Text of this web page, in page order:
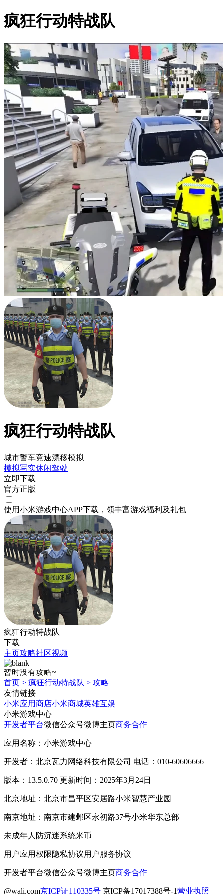
疯狂行动特战队
疯狂行动特战队
城市警车竞速漂移模拟
模拟写实休闲驾驶
立即下载
官方正版
使用小米游戏中心APP下载 ，领丰富游戏福利 及礼包
疯狂行动特战队
下载
主页攻略社区视频
暂时没有攻略~
首页 > 疯狂行动特战队 > 攻略
友情链接
小米应用商店小米商城英雄互娱
小米游戏中心
开发者平台微信公众号微博主页商务合作
应用名称：小米游戏中心
开发者：北京瓦力网络科技有限公司 电话：010-60606666
版本：13.5.0.70 更新时间：2025年3月24日
北京地址：北京市昌平区安居路小米智慧产业园
南京地址：南京市建邺区永初路37号小米华东总部
未成年人防沉迷系统米币
用户应用权限隐私协议用户服务协议
开发者平台微信公众号微博主页商务合作
@wali.com京ICP证110335号 京ICP备17017388号-1营业执照